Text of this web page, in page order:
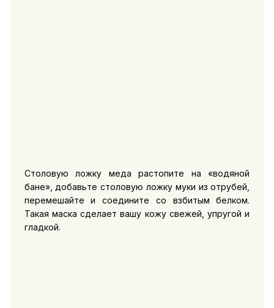
Столовую ложку меда растопите на «водяной
бане», добавьте столовую ложку муки из отрубей,
перемешайте и соедините со взбитым белком.
Такая маска сделает вашу кожу свежей, упругой и
гладкой.